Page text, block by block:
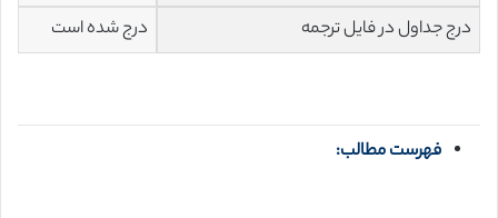
درج جداول در فایل ترجمه
درج شده است
فهرست مطالب: